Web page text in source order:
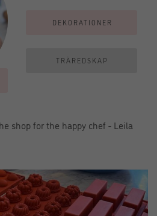
DEKORATIONER
TRÄREDSKAP